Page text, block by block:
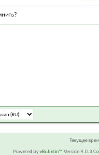
Текущее
Powered byvBulletin™ Version 4.0.3